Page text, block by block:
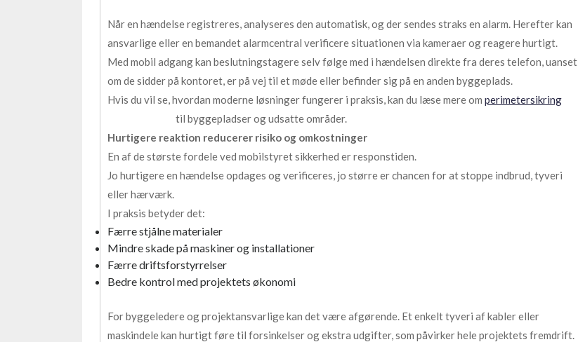
Når en hændelse registreres, analyseres den automatisk, og der sendes straks en alarm. Herefter kan
ansvarlige eller en bemandet alarmcentral verificere situationen via kameraer og reagere hurtigt.
Med mobil adgang kan beslutningstagere selv følge med i hændelsen direkte fra deres telefon, uanset
om de sidder på kontoret, er på vej til et møde eller befinder sig på en anden byggeplads.
Hvis du vil se, hvordan moderne løsninger fungerer i praksis, kan du læse mere om perimetersikring
til byggepladser og udsatte områder.
Hurtigere reaktion reducerer risiko og omkostninger
En af de største fordele ved mobilstyret sikkerhed er responstiden.
Jo hurtigere en hændelse opdages og verificeres, jo større er chancen for at stoppe indbrud, tyveri
eller hærværk.
I praksis betyder det:
Færre stjålne materialer
Mindre skade på maskiner og installationer
Færre driftsforstyrrelser
Bedre kontrol med projektets økonomi
For byggeledere og projektansvarlige kan det være afgørende. Et enkelt tyveri af kabler eller
maskindele kan hurtigt føre til forsinkelser og ekstra udgifter, som påvirker hele projektets fremdrift.